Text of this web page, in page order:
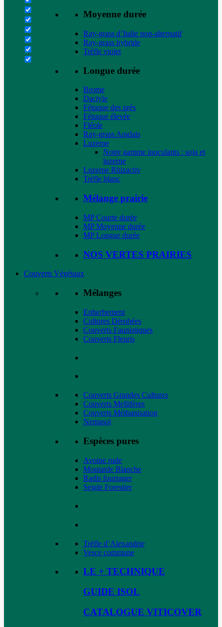
Moyenne durée
Ray-grass d’Italie non-alternatif
Ray-grass hybride
Trèfle violet
Longue durée
Brome
Dactyle
Fétuque des prés
Fétuque élevée
Fléole
Ray-grass Anglais
Luzerne
Notre gamme inoculants : soja et
luzerne
Luzerne Rhizactiv
Trèfle blanc
Mélange prairie
MP Courte durée
MP Moyenne durée
MP Longue durée
NOS VERTES PRAIRIES
Couverts Végétaux
Mélanges
Enherbement
Cultures Dérobées
Couverts Faunistiques
Couverts Fleuris
Couverts Grandes Cultures
Couverts Mellifères
Couverts Méthanisation
Nemasol
Espèces pures
Avoine rude
Moutarde Blanche
Radis fourrager
Seigle Forestier
Trèfle d’Alexandrie
Vesce commune
LE + TECHNIQUE
GUIDE ISOL
CATALOGUE VITICOVER